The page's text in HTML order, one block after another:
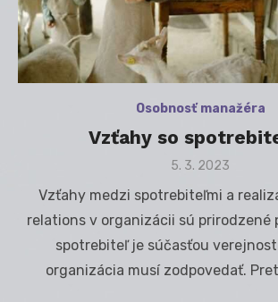
Osobnosť manažéra
Vzťahy so
Posted
5. 3. 2023
Vzťahy medzi spotrebiteľmi a
relations v organizácii sú prirodzené
spotrebiteľ je súčasťou
organizácia musí zodpovedať.